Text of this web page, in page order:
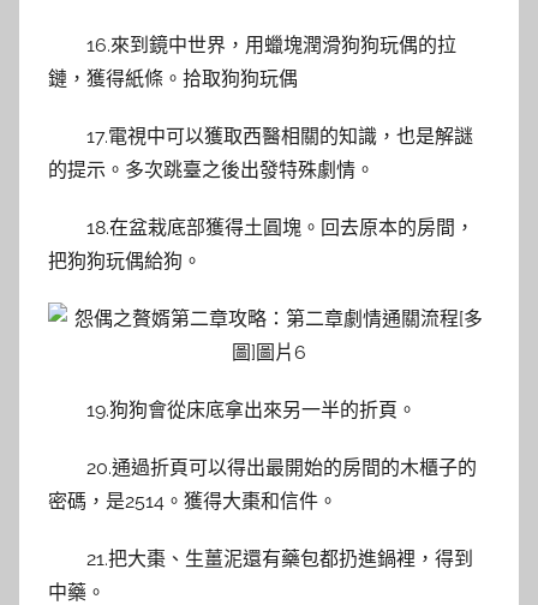
16.來到鏡中世界，用蠟塊潤滑狗狗玩偶的拉
鏈，獲得紙條。拾取狗狗玩偶
17.電視中可以獲取西醫相關的知識，也是解謎
的提示。多次跳臺之後出發特殊劇情。
18.在盆栽底部獲得土圓塊。回去原本的房間，
把狗狗玩偶給狗。
19.狗狗會從床底拿出來另一半的折頁。
20.通過折頁可以得出最開始的房間的木櫃子的
密碼，是2514。獲得大棗和信件。
21.把大棗、生薑泥還有藥包都扔進鍋裡，得到
中藥。